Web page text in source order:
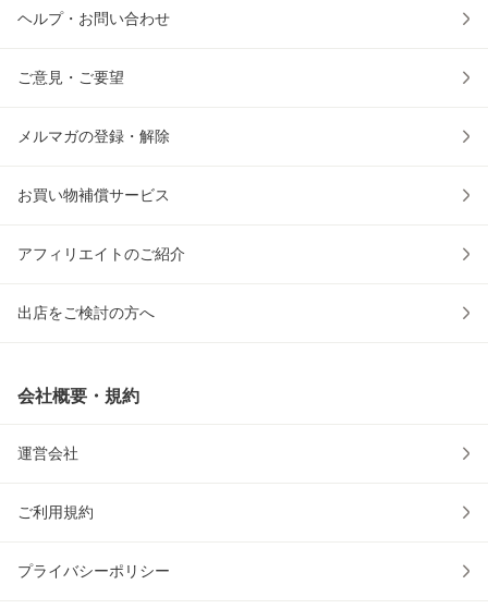
ヘルプ・お問い合わせ
ご意見・ご要望
メルマガの登録・解除
お買い物補償サービス
アフィリエイトのご紹介
出店をご検討の方へ
会社概要・規約
運営会社
ご利用規約
プライバシーポリシー